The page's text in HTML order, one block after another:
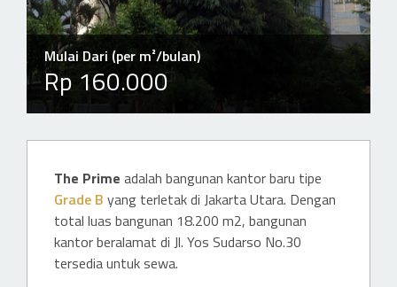
Mulai Dari (per m²/bulan)
Rp 160.000
The Prime adalah bangunan kantor baru tipe
Grade B yang terletak di Jakarta Utara. Dengan
total luas bangunan 18.200 m2, bangunan
kantor beralamat di Jl. Yos Sudarso No.30
tersedia untuk sewa.